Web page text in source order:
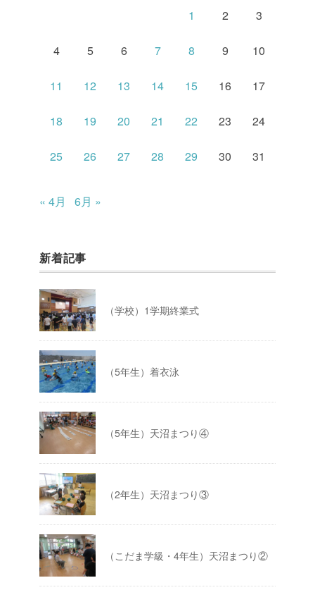
1 2 3
4 5 6 7 8 9 10
11 12 13 14 15 16 17
18 19 20 21 22 23 24
25 26 27 28 29 30 31
« 4月 6月 »
新着記事
（学校）1学期終業式
（5年生）着衣泳
（5年生）天沼まつり④
（2年生）天沼まつり③
（こだま学級・4年生）天沼まつり②